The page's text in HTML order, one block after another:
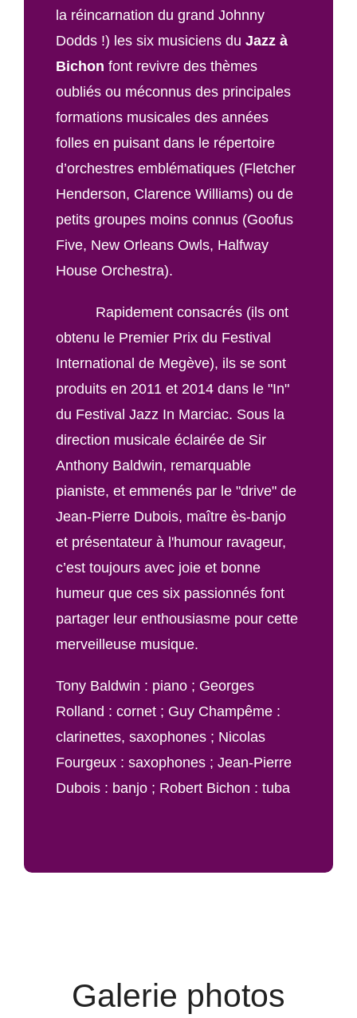
la réincarnation du grand Johnny
Dodds !) les six musiciens du Jazz à
Bichon font revivre des thèmes
oubliés ou méconnus des principales
formations musicales des années
folles en puisant dans le répertoire
d’orchestres emblématiques (Fletcher
Henderson, Clarence Williams) ou de
petits groupes moins connus (Goofus
Five, New Orleans Owls, Halfway
House Orchestra).
Rapidement consacrés (ils ont
obtenu le Premier Prix du Festival
International de Megève), ils se sont
produits en 2011 et 2014 dans le "In"
du Festival Jazz In Marciac. Sous la
direction musicale éclairée de Sir
Anthony Baldwin, remarquable
pianiste, et emmenés par le "drive" de
Jean-Pierre Dubois, maître ès-banjo
et présentateur à l'humour ravageur,
c’est toujours avec joie et bonne
humeur que ces six passionnés font
partager leur enthousiasme pour cette
merveilleuse musique.
Tony Baldwin : piano ; Georges
Rolland : cornet ; Guy Champême :
clarinettes, saxophones ; Nicolas
Fourgeux : saxophones ; Jean-Pierre
Dubois : banjo ; Robert Bichon : tuba
Galerie photos